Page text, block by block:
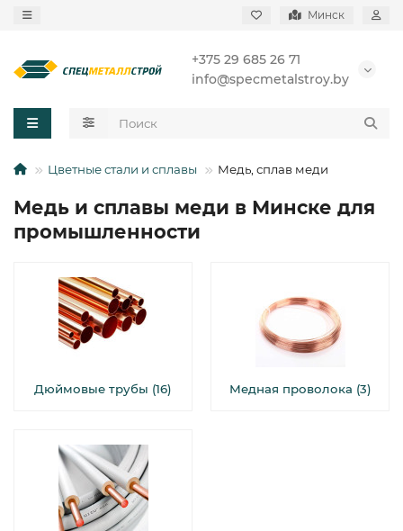
Минск
+375 29 685 26 71
info@specmetalstroy.by
Цветные стали и сплавы Медь, сплав меди
Медь и сплавы меди в Минске для
промышленности
Дюймовые трубы (16) Медная проволока (3)